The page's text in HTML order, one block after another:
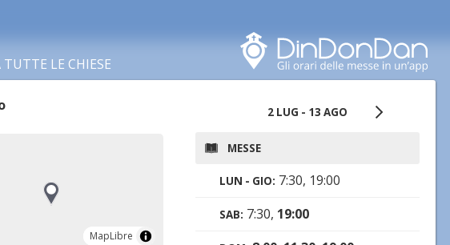
LE CHIESE
MapLibre
MapLibre
2 LUG - 13 AGO
MESSE
LUN - GIO: 7:30, 19:00
SAB: 7:30, 19:00